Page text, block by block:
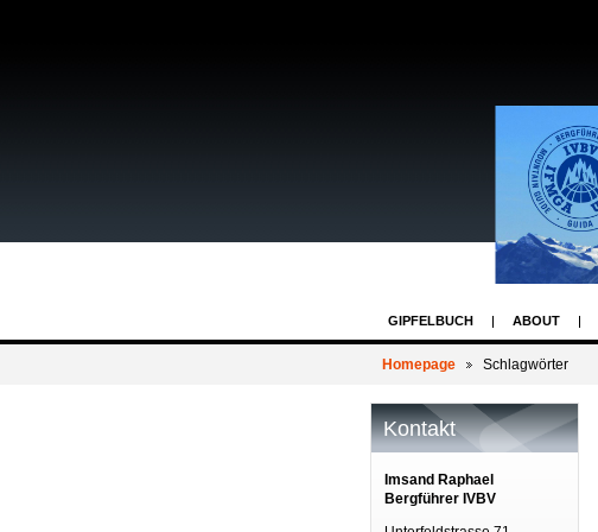
GIPFELBUCH ABOUT
Homepage Schlagwörter
Kontakt
Imsand Raphael
Bergführer IVBV